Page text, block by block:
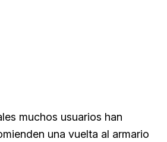
muchos usuarios han
una vuelta al armario